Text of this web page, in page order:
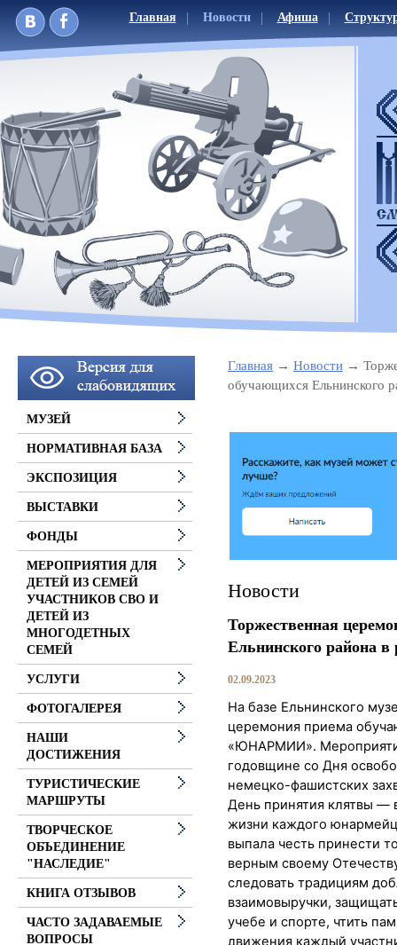
Главная Новости Афиша
Главная Новости
обучающихся
Новости
Торжественная
Ельнинского
02.09.2023
На базе Ельнинского
церемония приема
«ЮНАРМИИ».
годовщине со Дня
немецко-фашистских
День принятия клятвы —
жизни каждого
выпала честь принести
верным своему
следовать традициям
взаимовыручки,
учебе и спорте, чтить
движения каждый
МУЗЕЙ
НОРМАТИВНАЯ БАЗА
ЭКСПОЗИЦИЯ
ВЫСТАВКИ
ФОНДЫ
МЕРОПРИЯТИЯ ДЛЯ
ДЕТЕЙ ИЗ СЕМЕЙ
УЧАСТНИКОВ СВО И
ДЕТЕЙ ИЗ
МНОГОДЕТНЫХ
СЕМЕЙ
УСЛУГИ
ФОТОГАЛЕРЕЯ
НАШИ
ДОСТИЖЕНИЯ
ТУРИСТИЧЕСКИЕ
МАРШРУТЫ
ТВОРЧЕСКОЕ
ОБЪЕДИНЕНИЕ
"НАСЛЕДИЕ"
КНИГА ОТЗЫВОВ
ЧАСТО ЗАДАВАЕМЫЕ
ВОПРОСЫ